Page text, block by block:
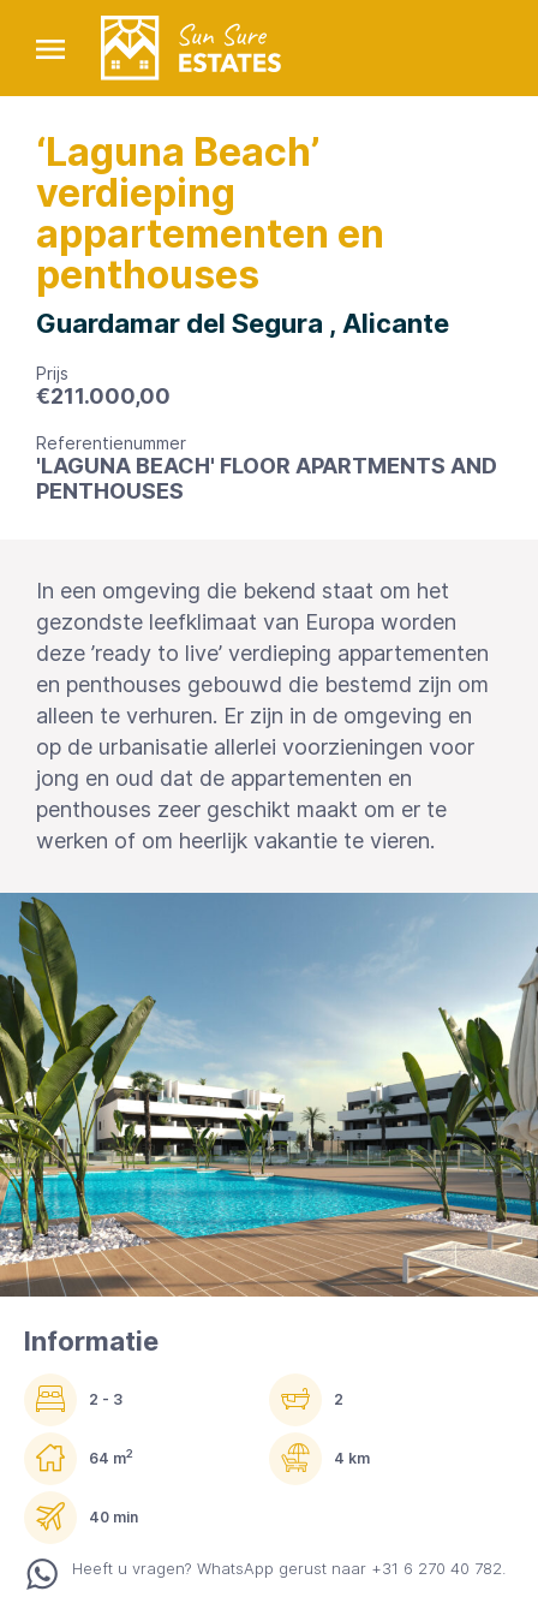
‘Laguna Beach’
verdieping
appartementen en
penthouses
Guardamar del Segura , Alicante
Prijs
€211.000,00
Referentienummer
'LAGUNA BEACH' FLOOR APARTMENTS AND
PENTHOUSES
In een omgeving die bekend staat om het
gezondste leefklimaat van Europa worden
deze ’ready to live’ verdieping appartementen
en penthouses gebouwd die bestemd zijn om
alleen te verhuren. Er zijn in de omgeving en
op de urbanisatie allerlei voorzieningen voor
jong en oud dat de appartementen en
penthouses zeer geschikt maakt om er te
werken of om heerlijk vakantie te vieren.
Informatie
2 - 3 2
64 m2 4 km
40 min
Heeft u vragen? WhatsApp gerust naar +31 6 270 40 782.